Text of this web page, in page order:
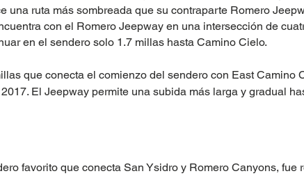
una ruta más sombreada que su contraparte Romero
con el Romero Jeepway en una intersección de
en el sendero solo 1.7 millas hasta Camino Cielo.
que conecta el comienzo del sendero con East Camino
El Jeepway permite una subida más larga y gradual
favorito que conecta San Ysidro y Romero Canyons, fue